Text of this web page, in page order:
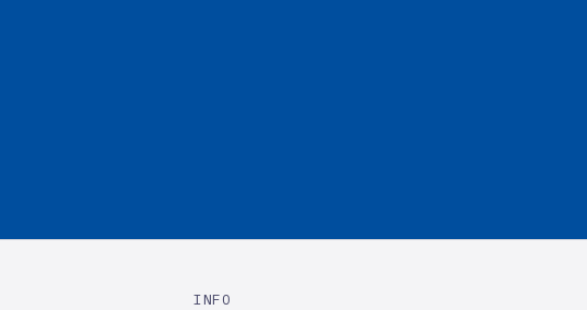
INFO